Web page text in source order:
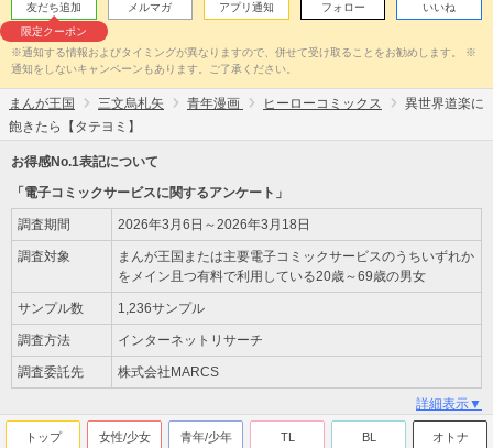
友だち追加
限定クーポン
メルマガ アプリ通知 フォロー いいね
※通知する情報およびタイミングが異なりますので、併せて受け取ることをお勧めします。 ※
通知をしないキャンペーンもあります。ご了承ください。
まんが王国 三文烏札矢 青年漫画 ヒーローコミックス
異世界道楽に
飽きたら【タテヨミ】
お得感No.1表記について
「電子コミックサービスに関するアンケート」
調査期間 2026年3月6日～2026年3月18日
調査対象
まんが王国または主要電子コミックサービスのうちいずれか
をメイン且つ有料で利用している20歳～69歳の男女
サンプル数 1,236サンプル
調査方法 インターネットリサーチ
調査委託先 株式会社MARCS
詳細表示▼
トップ 女性/少女 青年/少年 TL BL オトナ